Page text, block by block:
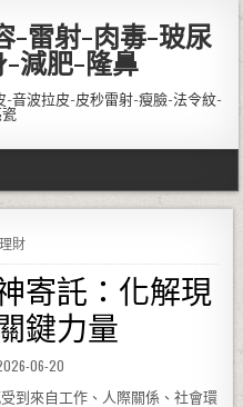
-雷射-肉毒-玻尿
減肥-隆鼻
音波拉皮-皮秒雷射-瘦臉-法令紋-
IN
財
寄託：化解現
鍵力量
DATE:
06-20
到來自工作、人際關係、社會環